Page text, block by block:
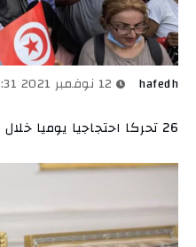
hafedh
26 تحركا احتجاجيا يوميا خلال شهر أكتوبر